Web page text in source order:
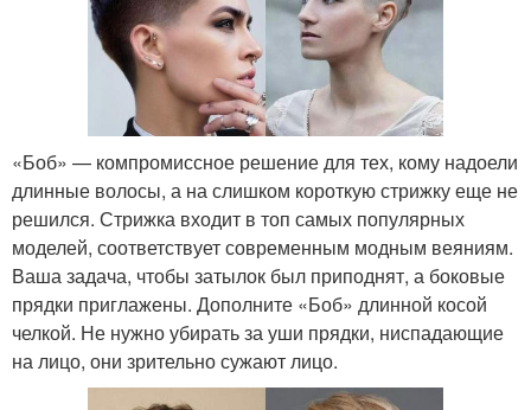
«Боб» — компромиссное решение для тех, кому надоели
длинные волосы, а на слишком короткую стрижку еще не
решился. Стрижка входит в топ самых популярных
моделей, соответствует современным модным веяниям.
Ваша задача, чтобы затылок был приподнят, а боковые
прядки приглажены. Дополните «Боб» длинной косой
челкой. Не нужно убирать за уши прядки, ниспадающие
на лицо, они зрительно сужают лицо.